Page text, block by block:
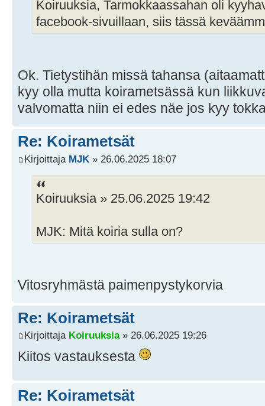
Koiruuksia, Tarmokkaassahan oli
facebook-sivuillaan, siis tässä
Ok. Tietystihän missä tahansa
kyy olla mutta koirametsässä kun
valvomatta niin ei edes näe jos kyy
Re: Koirametsät
Kirjoittaja MJK » 26.06.2025 18:07
Koiruuksia » 25.06.2025 19:42
MJK: Mitä koiria sulla on?
Vitosryhmästä paimenpystykorvia
Re: Koirametsät
Kirjoittaja Koiruuksia» 26.06.2025 19:26
Kiitos vastauksesta
Re: Koirametsät